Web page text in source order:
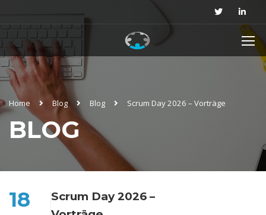
Home Blog Blog Scrum Day 2026 – Vorträge
BLOG
18
Scrum Day 2026 –